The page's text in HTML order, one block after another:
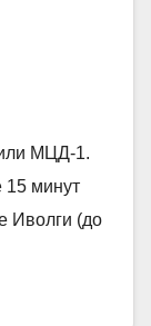
МЦД-1.
15 минут
Иволги (до